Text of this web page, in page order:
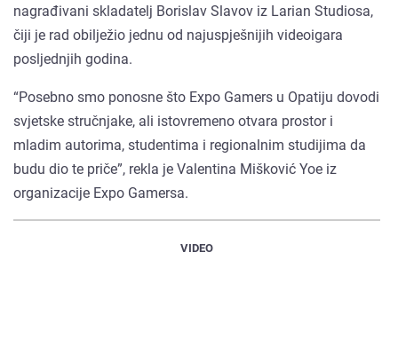
nagrađivani skladatelj Borislav Slavov iz Larian Studiosa,
čiji je rad obilježio jednu od najuspješnijih videoigara
posljednjih godina.
“Posebno smo ponosne što Expo Gamers u Opatiju dovodi
svjetske stručnjake, ali istovremeno otvara prostor i
mladim autorima, studentima i regionalnim studijima da
budu dio te priče”, rekla je Valentina Mišković Yoe iz
organizacije Expo Gamersa.
VIDEO